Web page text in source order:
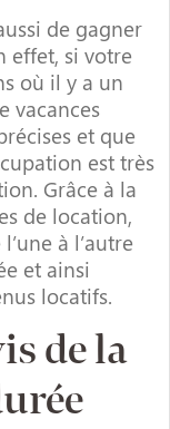
de gagner
effet, si votre
où il y a un
vacances
et que
est très
Grâce à la
de location,
à l’autre
et ainsi
locatifs.
de la